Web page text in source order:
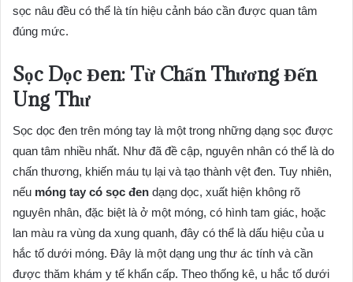
sọc nâu đều có thể là tín hiệu cảnh báo cần được quan tâm
đúng mức.
Sọc Dọc Đen: Từ Chấn Thương Đến
Ung Thư
Sọc dọc đen trên móng tay là một trong những dạng sọc được
quan tâm nhiều nhất. Như đã đề cập, nguyên nhân có thể là do
chấn thương, khiến máu tụ lại và tạo thành vệt đen. Tuy nhiên,
nếu móng tay có sọc đen dạng dọc, xuất hiện không rõ
nguyên nhân, đặc biệt là ở một móng, có hình tam giác, hoặc
lan màu ra vùng da xung quanh, đây có thể là dấu hiệu của u
hắc tố dưới móng. Đây là một dạng ung thư ác tính và cần
được thăm khám y tế khẩn cấp. Theo thống kê, u hắc tố dưới